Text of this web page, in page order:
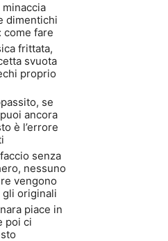
dimentichi
come fare
frittata,
svuota
proprio
se
ancora
è l’errore
senza
nessuno
vengono
originali
piace in
poi ci